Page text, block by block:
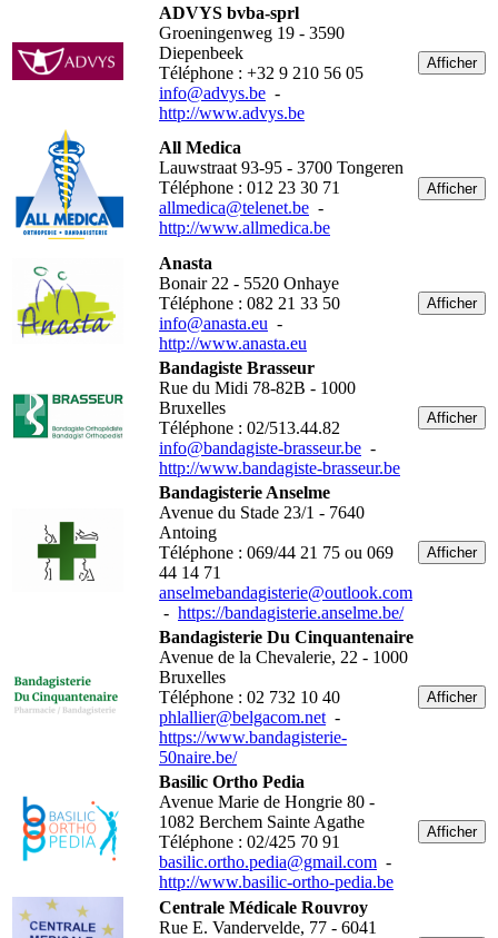
ADVYS bvba-sprl
Groeningenweg 19 - 3590
Diepenbeek
Téléphone : +32 9 210 56 05
info@advys.be -
http://www.advys.be
Afficher
All Medica
Lauwstraat 93-95 - 3700 Tongeren
Téléphone : 012 23 30 71
allmedica@telenet.be -
http://www.allmedica.be
Afficher
Anasta
Bonair 22 - 5520 Onhaye
Téléphone : 082 21 33 50
info@anasta.eu -
http://www.anasta.eu
Afficher
Bandagiste Brasseur
Rue du Midi 78-82B - 1000
Bruxelles
Téléphone : 02/513.44.82
info@bandagiste-brasseur.be -
http://www.bandagiste-brasseur.be
Afficher
Bandagisterie Anselme
Avenue du Stade 23/1 - 7640
Antoing
Téléphone : 069/44 21 75 ou 069
44 14 71
anselmebandagisterie@outlook.com
- https://bandagisterie.anselme.be/
Afficher
Bandagisterie Du Cinquantenaire
Avenue de la Chevalerie, 22 - 1000
Bruxelles
Téléphone : 02 732 10 40
phlallier@belgacom.net -
https://www.bandagisterie-
50naire.be/
Afficher
Basilic Ortho Pedia
Avenue Marie de Hongrie 80 -
1082 Berchem Sainte Agathe
Téléphone : 02/425 70 91
basilic.ortho.pedia@gmail.com -
http://www.basilic-ortho-pedia.be
Afficher
Centrale Médicale Rouvroy
Rue E. Vandervelde, 77 - 6041